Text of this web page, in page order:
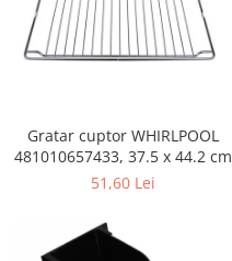
Desktop PC & Monitoare
Imprimante, Scanere &
Consumabile
Servere, Componente & UPS
Telecomenzi garaj
Accesorii antrenament
Gratar cuptor WHIRLPOOL
481010657433, 37.5 x 44.2 cm
51,60 Lei